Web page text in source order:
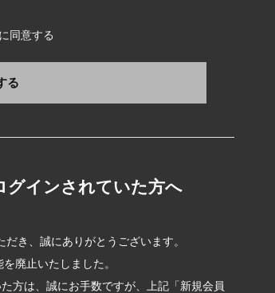
同意する
る
インされていた方へ
き、誠にありがとうございます。
廃止いたしました。
方は、誠にお手数ですが、上記「新規会員